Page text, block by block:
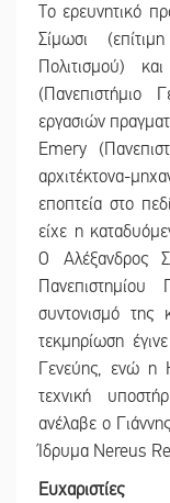
Το ερευνητικό
Σίμωσι
Πολιτισμού)
(Πανεπιστήμιο
εργασιών
Emery
αρχιτέκτονα-
εποπτεία στο
είχε η
Ο Αλέξανδρος
συντονισμό της
τεκμηρίωση
Γενεύης, ενώ η
τεχνική
ανέλαβε ο
Ίδρυμα Nereus
Ευχαριστίες